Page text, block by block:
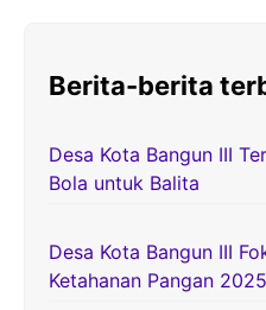
Berita-berita
Desa Kota Bangun III
Bola untuk Balita
Desa Kota Bangun III
Ketahanan Pangan 2025